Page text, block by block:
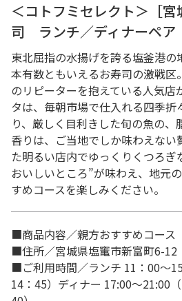
＜コトフミセレクト＞［
司 ランチ／ディナーペア
東北屈指の水揚げを誇る塩釜港の
本有数ともいえるお寿司の激戦区
のリピーターを抱えている人気店
タは、毎朝市場で仕入れる四季折
り、厳しく目利きした旬の魚の、
香りは、ご当地でしか味わえない
た明るい店内でゆっくりくつろぎ
おいしいところ”が味わえ、地元
すめコースを楽しみください。
■商品内容／親方おすすめコース
■住所／宮城県塩竃市新富町6-12
■ご利用時間／ランチ 11：00～
14：45）ディナー 17:00～21:00